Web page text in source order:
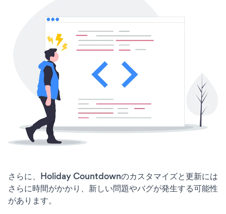
さらに、Holiday Countdownのカスタマイズと更新には
さらに時間がかかり、新しい問題やバグが発生する可能性
があります。